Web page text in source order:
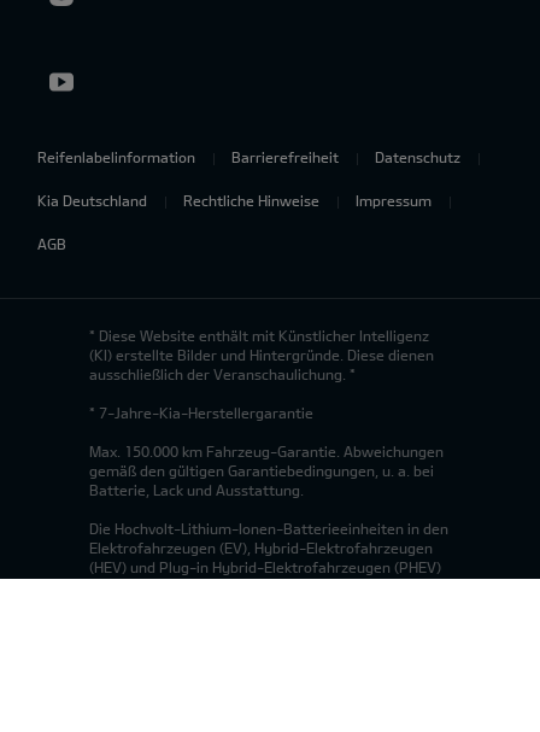
Reifenlabelinformation Barrierefreiheit Datenschutz
Kia Deutschland Rechtliche Hinweise Impressum
AGB
* Diese Website enthält mit Künstlicher Intelligenz
(KI) erstellte Bilder und Hintergründe. Diese dienen
ausschließlich der Veranschaulichung. *
* 7-Jahre-Kia-Herstellergarantie
Max. 150.000 km Fahrzeug-Garantie. Abweichungen
gemäß den gültigen Garantiebedingungen, u. a. bei
Batterie, Lack und Ausstattung.
Die Hochvolt-Lithium-Ionen-Batterieeinheiten in den
Elektrofahrzeugen (EV), Hybrid-Elektrofahrzeugen
(HEV) und Plug-in Hybrid-Elektrofahrzeugen (PHEV)